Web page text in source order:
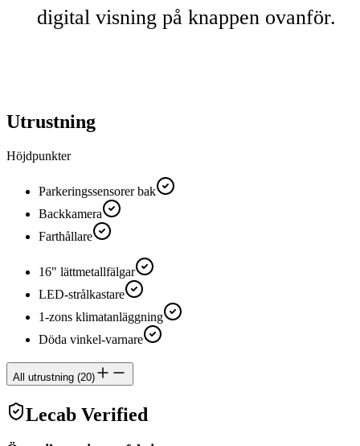
digital visning på knappen ovanför.
Utrustning
Höjdpunkter
Parkeringssensorer bak
Backkamera
Farthållare
16" lättmetallfälgar
LED-strålkastare
1-zons klimatanläggning
Döda vinkel-varnare
All utrustning (20)
Lecab Verified